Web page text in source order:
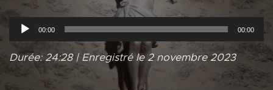
Lecteur
audio
00:00 00:00
Durée: 24:28| Enregistré le 2 novembre 2023